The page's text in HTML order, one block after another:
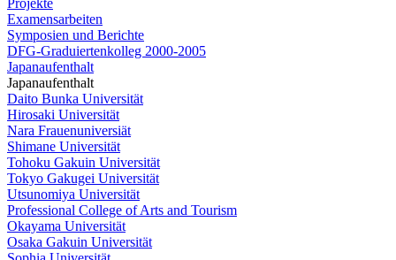
Projekte
Examensarbeiten
Symposien und Berichte
DFG-Graduiertenkolleg 2000-2005
Japanaufenthalt
Japanaufenthalt
Daito Bunka Universität
Hirosaki Universität
Nara Frauenuniversiät
Shimane Universität
Tohoku Gakuin Universität
Tokyo Gakugei Universität
Utsunomiya Universität
Professional College of Arts and Tourism
Okayama Universität
Osaka Gakuin Universität